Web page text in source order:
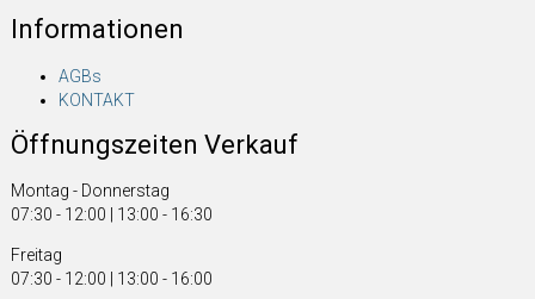
Informationen
AGBs
KONTAKT
Öffnungszeiten Verkauf
Montag - Donnerstag
07:30 - 12:00 | 13:00 - 16:30
Freitag
07:30 - 12:00 | 13:00 - 16:00